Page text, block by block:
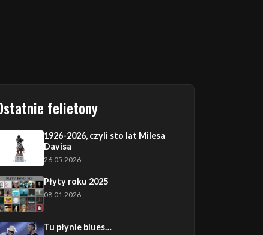
felietony
1926-2026, czyli sto lat Milesa
Davisa
26.05.2026
Płyty roku 2025
08.01.2026
Tu płynie blues…